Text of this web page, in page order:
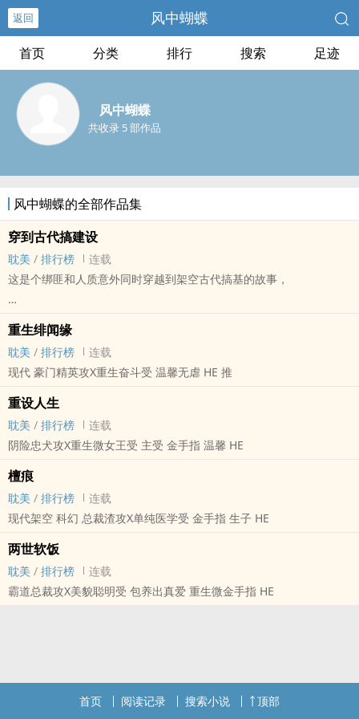
返回 风中蝴蝶
首页 分类 排行 搜索 足迹
风中蝴蝶
共收录 5 部作品
风中蝴蝶的全部作品集
穿到古代搞建设
耽美 / 排行榜
连载
这是个绑匪和人质意外同时穿越到架空古代搞基的故事，
基（础建设）！
内容标签： 种田文
重生绯闻缘
耽美 / 排行榜
连载
现代 豪门精英攻X重生奋斗受 温馨无虐 HE 推
重设人生
耽美 / 排行榜
连载
阴险忠犬攻X重生微女王受 主受 金手指 温馨 HE
檀痕
耽美 / 排行榜
连载
现代架空 科幻 总裁渣攻X单纯医学受 金手指 生子 HE
两世软饭
耽美 / 排行榜
连载
霸道总裁攻X美貌聪明受 包养出真爱 重生微金手指 HE
首页 阅读记录 搜索小说 顶部